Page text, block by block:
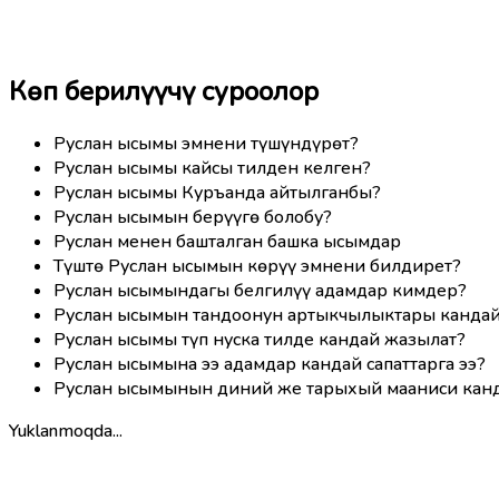
Көп берилүүчү суроолор
Руслан ысымы эмнени түшүндүрөт?
Руслан ысымы кайсы тилден келген?
Руслан ысымы Куръанда айтылганбы?
Руслан ысымын берүүгө болобу?
Руслан менен башталган башка ысымдар
Түштө Руслан ысымын көрүү эмнени билдирет?
Руслан ысымындагы белгилүү адамдар кимдер?
Руслан ысымын тандоонун артыкчылыктары
Руслан ысымы түп нуска тилде кандай жазылат?
Руслан ысымына ээ адамдар кандай сапаттарга ээ?
Руслан ысымынын диний же тарыхый мааниси
Yuklanmoqda...